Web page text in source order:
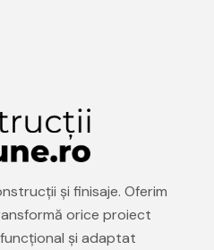
și finisaje. Oferim
orice proiect
și adaptat